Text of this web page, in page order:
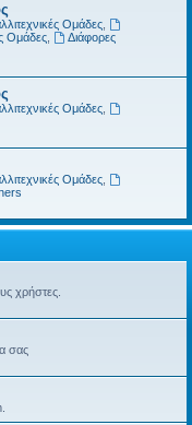
Ομάδες,
Ομάδες,
Διάφορες
Ομάδες,
Ομάδες,
χρήστες.
σας